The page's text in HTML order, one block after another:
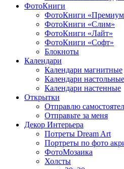
ФотоКниги
ФотоКниги
ФотоКниги «Слим»
ФотоКниги «Лайт»
ФотоКниги «Софт»
Блокноты
Календари
Календари магнитные
Календари настольные
Календари настенные
Открытки
Отправлю
Отправьте за меня
Декор Интерьера
Потреты Dream Art
Портреты по фото
ФотоМозаика
Холсты